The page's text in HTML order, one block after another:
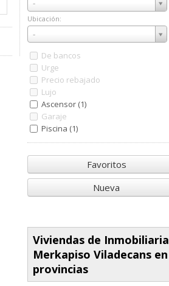
-
Ubicación:
-
Ubicación:
De bancos
Urge
Precio rebajado
Lujo
Ascensor (1)
Garaje
Piscina (1)
Favoritos
Nueva
Viviendas de Inmobiliaria
Merkapiso Viladecans en
provincias